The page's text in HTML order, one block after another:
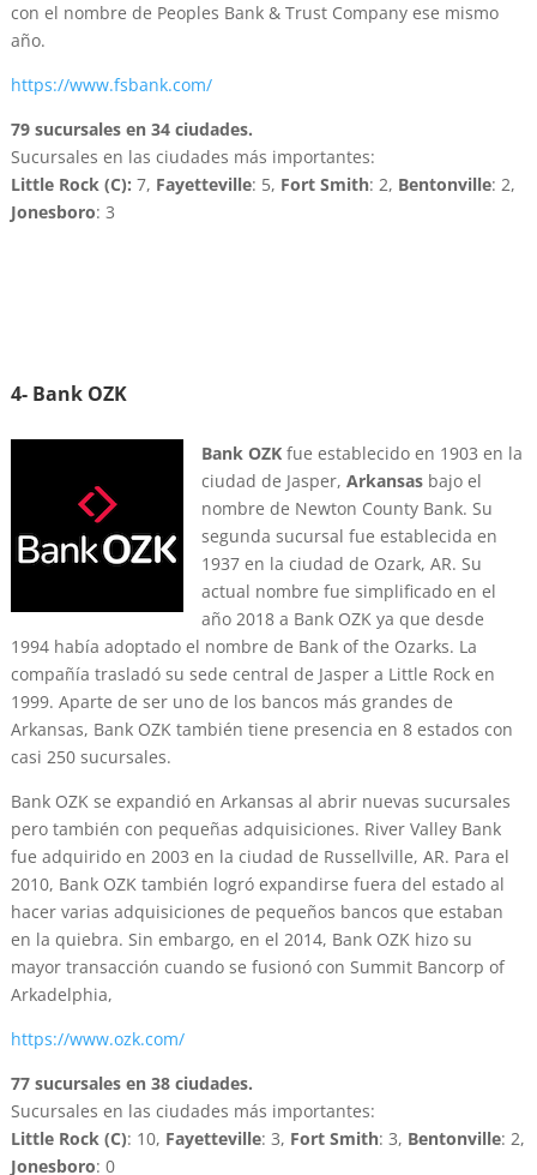
con el nombre de Peoples Bank & Trust Company ese mismo
año.
https://www.fsbank.com/
79 sucursales en 34 ciudades.
Sucursales en las ciudades más importantes:
Little Rock (C): 7, Fayetteville: 5, Fort Smith: 2, Bentonville: 2,
Jonesboro: 3
4- Bank OZK
Bank OZKfue establecido en 1903 en la
ciudad de Jasper, Arkansasbajo el
nombre de Newton County Bank. Su
segunda sucursal fue establecida en
1937 en la ciudad de Ozark, AR. Su
actual nombre fue simplificado en el
año 2018 a Bank OZK ya que desde
1994 había adoptado el nombre de Bank of the Ozarks. La
compañía trasladó su sede central de Jasper a Little Rock en
1999. Aparte de ser uno de los bancos más grandes de
Arkansas, Bank OZK también tiene presencia en 8 estados con
casi 250 sucursales.
Bank OZK se expandió en Arkansas al abrir nuevas sucursales
pero también con pequeñas adquisiciones. River Valley Bank
fue adquirido en 2003 en la ciudad de Russellville, AR. Para el
2010, Bank OZK también logró expandirse fuera del estado al
hacer varias adquisiciones de pequeños bancos que estaban
en la quiebra. Sin embargo, en el 2014, Bank OZK hizo su
mayor transacción cuando se fusionó con Summit Bancorp of
Arkadelphia,
https://www.ozk.com/
77 sucursales en 38 ciudades.
Sucursales en las ciudades más importantes:
Little Rock (C): 10, Fayetteville: 3, Fort Smith: 3, Bentonville: 2,
Jonesboro: 0